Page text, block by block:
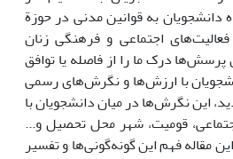
به قوانین مدنی در حوزة
اجتماعی و فرهنگی زنان
درک ما را از فاصله یا توافق
با ارزش‌ها و نگرش‌های رسمی
این نگرش‌ها در میان دانشجویان با
قومیت، شهر محل تحصیل و...
مقاله فهم این گونه‌گونی‌ها و تفسیر